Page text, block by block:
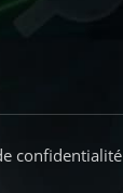
confidentialité